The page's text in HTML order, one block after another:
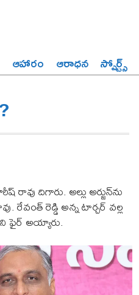
ఆహారం ఆరాధన స్పోర్ట్స్‌
దిగారు. అల్లు అర్జున్‌ను
రేవంత్ రెడ్డి అన్న టార్చర్ వల్ల
ఫైర్ అయ్యారు.